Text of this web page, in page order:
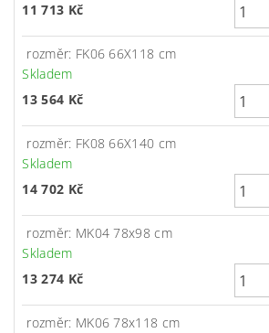
11 713 Kč
rozměr: FK06 66X118 cm
Skladem
13 564 Kč
rozměr: FK08 66X140 cm
Skladem
14 702 Kč
rozměr: MK04 78x98 cm
Skladem
13 274 Kč
rozměr: MK06 78x118 cm